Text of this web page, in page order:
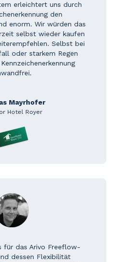
erleichtert uns durch
den
enorm. Wir würden das
selbst wieder kaufen
Selbst bei
oder starkem Regen
Mayrhofer
Hotel Royer
für das Arivo Freeflow-
dessen Flexibilität